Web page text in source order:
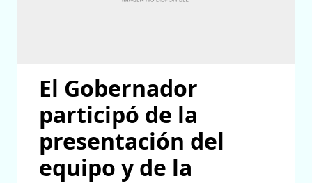
El Gobernador
participó de la
presentación del
equipo y de la